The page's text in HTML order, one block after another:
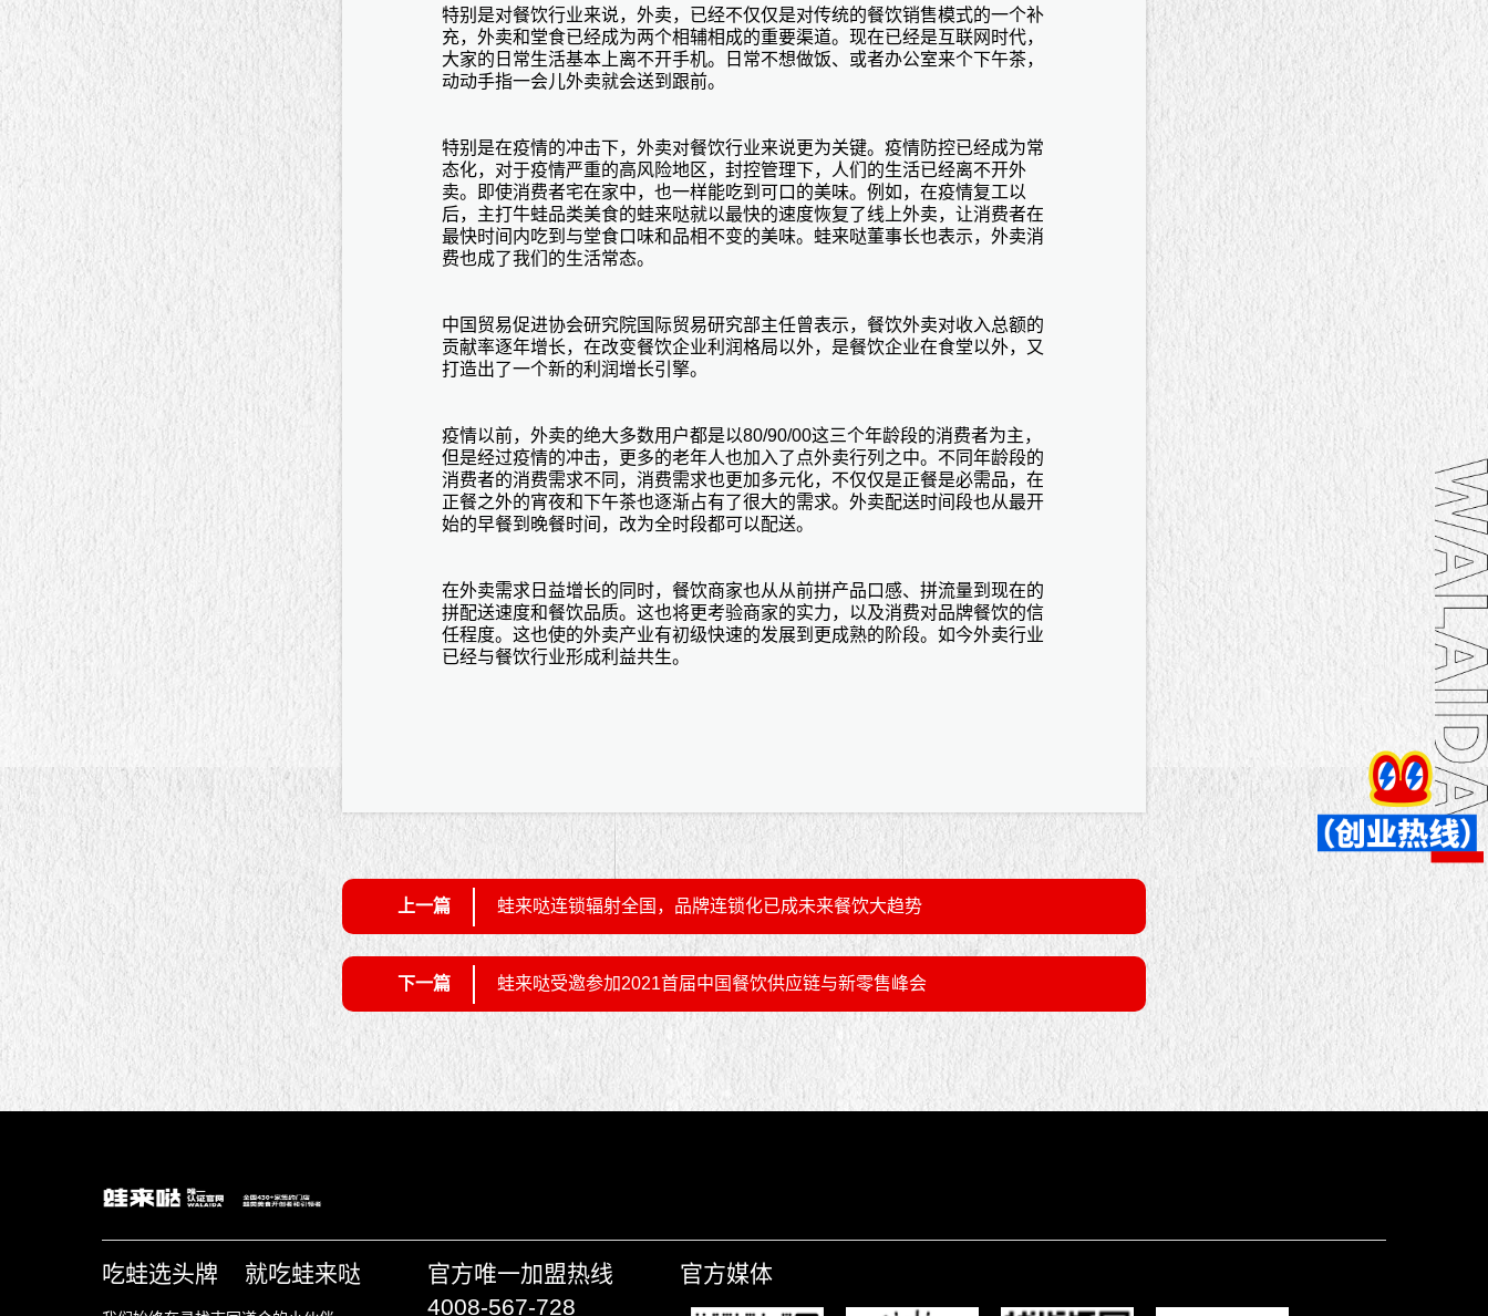
特别是对餐饮行业来说，外卖，已经不仅仅是对传统的餐饮销售模式的一个补
充，外卖和堂食已经成为两个相辅相成的重要渠道。现在已经是互联网时代，
大家的日常生活基本上离不开手机。日常不想做饭、或者办公室来个下午茶，
动动手指一会儿外卖就会送到跟前。
特别是在疫情的冲击下，外卖对餐饮行业来说更为关键。疫情防控已经成为常
态化，对于疫情严重的高风险地区，封控管理下，人们的生活已经离不开外
卖。即使消费者宅在家中，也一样能吃到可口的美味。例如，在疫情复工以
后，主打牛蛙品类美食的蛙来哒就以最快的速度恢复了线上外卖，让消费者在
最快时间内吃到与堂食口味和品相不变的美味。蛙来哒董事长也表示，外卖消
费也成了我们的生活常态。
中国贸易促进协会研究院国际贸易研究部主任曾表示，餐饮外卖对收入总额的
贡献率逐年增长，在改变餐饮企业利润格局以外，是餐饮企业在食堂以外，又
打造出了一个新的利润增长引擎。
疫情以前，外卖的绝大多数用户都是以80/90/00这三个年龄段的消费者为主，
但是经过疫情的冲击，更多的老年人也加入了点外卖行列之中。不同年龄段的
消费者的消费需求不同，消费需求也更加多元化，不仅仅是正餐是必需品，在
正餐之外的宵夜和下午茶也逐渐占有了很大的需求。外卖配送时间段也从最开
始的早餐到晚餐时间，改为全时段都可以配送。
在外卖需求日益增长的同时，餐饮商家也从从前拼产品口感、拼流量到现在的
拼配送速度和餐饮品质。这也将更考验商家的实力，以及消费对品牌餐饮的信
任程度。这也使的外卖产业有初级快速的发展到更成熟的阶段。如今外卖行业
已经与餐饮行业形成利益共生。
上一篇 蛙来哒连锁辐射全国，品牌连锁化已成未来餐饮大趋势
下一篇 蛙来哒受邀参加2021首届中国餐饮供应链与新零售峰会
吃蛙选头牌 就吃蛙来哒
官方唯一加盟热线
4008-567-728
官方媒体